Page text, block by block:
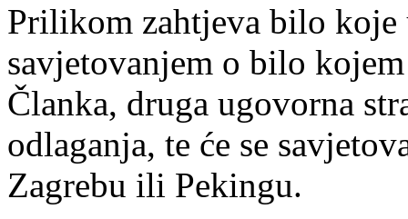
Prilikom zahtjeva bilo koje
savjetovanjem o bilo
Članka, druga ugovorna
odlaganja, te će se
Zagrebu ili Pekingu.